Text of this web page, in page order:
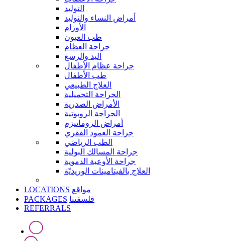
التوليد
أمراض النساء والتوليد
الأورام
طب العيون
جراحة العظام
اليد والرسغ
جراحة عظام الأطفال
طب الأطفال
العلاج الطبيعي
الجراحة التجميلية
الأمراض الصدرية
الجراحة الروبوتية
أمراض الروماتيزم
جراحة العمود الفقري
الطب الرياضي
جراحة المسالك البولية
جراحة الأوعية الدموية
العلاج بالفيتامينات الوريديّة
LOCATIONS مواقع
PACKAGES فلسفتنا
REFERRALS